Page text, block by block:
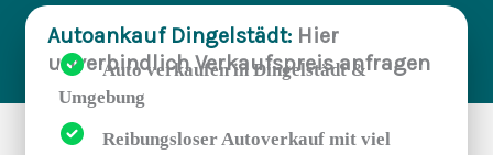
Autoankauf Dingelstädt: Hier
unverbindlich Verkaufspreis anfragen
Auto verkaufen in Dingelstädt &
Umgebung
Reibungsloser Autoverkauf mit viel